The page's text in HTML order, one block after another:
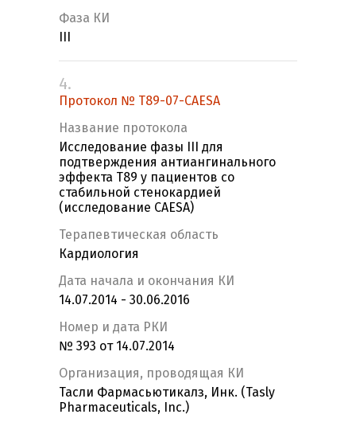
Фаза КИ
4.
Протокол № T89-07-CAESA
Название протокола
Исследование фазы III для
подтверждения антиангинального
эффекта Т89 у пациентов со
стабильной стенокардией
(исследование CAESA)
Терапевтическая область
Кардиология
Дата начала и окончания КИ
14.07.2014 - 30.06.2016
Номер и дата РКИ
№ 393 от 14.07.2014
Организация, проводящая КИ
Тасли Фармасьютикалз, Инк. (Tasly
Pharmaceuticals, Inc.)